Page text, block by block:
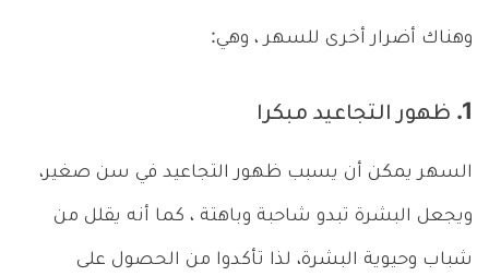
وهناك أضرار أخرى للسهر ، وهي:
1. ظهور التجاعيد مبكرا
السهر يمكن أن يسبب ظهور التجاعيد في سن صغير،
ويجعل البشرة تبدو شاحبة وباهتة ، كما أنه يقلل من
شباب وحيوية البشرة، لذا تأكدوا من الحصول على